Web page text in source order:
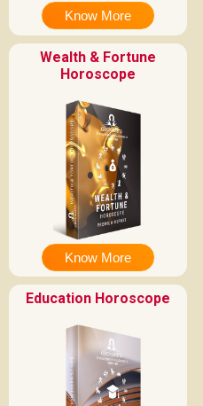
Know More
Wealth & Fortune
Horoscope
Know More
Education Horoscope